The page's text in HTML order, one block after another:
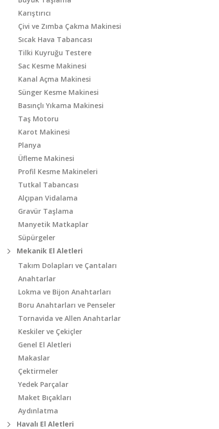
Karıştırıcı
Çivi ve Zımba Çakma Makinesi
Sıcak Hava Tabancası
Tilki Kuyruğu Testere
Sac Kesme Makinesi
Kanal Açma Makinesi
Sünger Kesme Makinesi
Basınçlı Yıkama Makinesi
Taş Motoru
Karot Makinesi
Planya
Üfleme Makinesi
Profil Kesme Makineleri
Tutkal Tabancası
Alçıpan Vidalama
Gravür Taşlama
Manyetik Matkaplar
Süpürgeler
Mekanik El Aletleri
Takım Dolapları ve Çantaları
Anahtarlar
Lokma ve Bijon Anahtarları
Boru Anahtarları ve Penseler
Tornavida ve Allen Anahtarlar
Keskiler ve Çekiçler
Genel El Aletleri
Makaslar
Çektirmeler
Yedek Parçalar
Maket Bıçakları
Aydınlatma
Havalı El Aletleri